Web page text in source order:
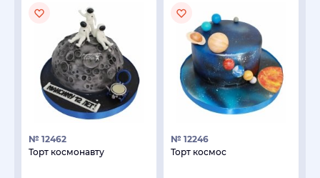
№ 12462
Торт космонавту
№ 12246
Торт космос